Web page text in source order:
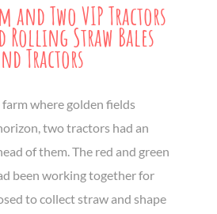
and Two VIP Tractors
Rolling Straw Bales
Tractors
where golden fields
two tractors had an
of them. The red and green
been working together for
to collect straw and shape